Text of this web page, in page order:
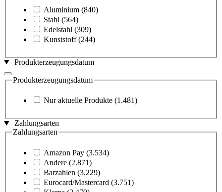
Aluminium (840)
Stahl (564)
Edelstahl (309)
Kunststoff (244)
Produkterzeugungsdatum
Produkterzeugungsdatum
Nur aktuelle Produkte (1.481)
Zahlungsarten
Zahlungsarten
Amazon Pay (3.534)
Andere (2.871)
Barzahlen (3.229)
Eurocard/Mastercard (3.751)